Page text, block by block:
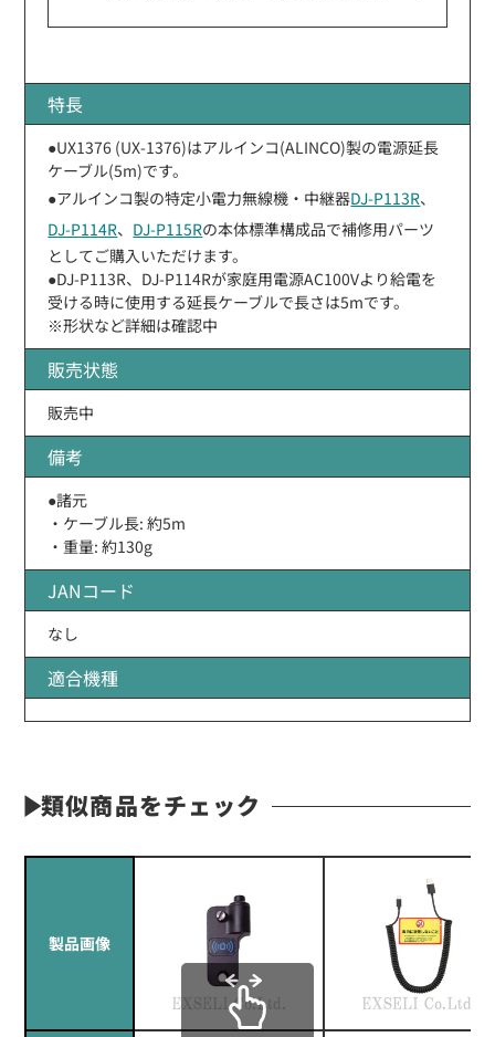
特長
●UX1376 (UX-1376)はアルインコ(ALINCO)製の電源延長
ケーブル(5m)です。
●アルインコ製の特定小電力無線機・中継器DJ-P113R、
DJ-P114R、 DJ-P115Rの本体標準構成品で補修用パーツ
としてご購入いただけます。
●DJ-P113R、DJ-P114Rが家庭用電源AC100Vより給電を
受ける時に使用する延長ケーブルで長さは5mです。
※形状など詳細は確認中
販売状態
販売中
備考
●諸元
・ケーブル長: 約5m
・重量: 約130g
JANコード
なし
適合機種
類似商品をチェック
製品画像